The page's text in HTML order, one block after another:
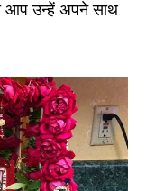
आप उन्हें अपने साथ